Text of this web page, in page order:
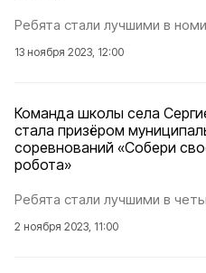
Ребята стали лучшими в
13 ноября 2023, 12:00
Команда школы села
стала призёром
соревнований «Собери
робота»
Ребята стали лучшими в
2 ноября 2023, 11:00